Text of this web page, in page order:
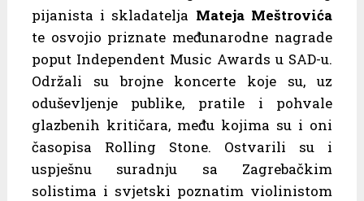
pijanista i skladatelja Mateja Meštrovića
te osvojio priznate međunarodne nagrade
poput Independent Music Awards u SAD-u.
Održali su brojne koncerte koje su, uz
oduševljenje publike, pratile i pohvale
glazbenih kritičara, među kojima su i oni
časopisa Rolling Stone. Ostvarili su i
uspješnu suradnju sa Zagrebačkim
solistima i svjetski poznatim violinistom